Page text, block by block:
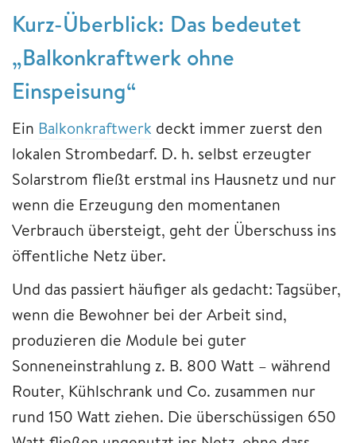
Kurz-Überblick: Das bedeutet
„Balkonkraftwerk ohne
Einspeisung“
Ein Balkonkraftwerk deckt immer zuerst den
lokalen Strombedarf. D. h. selbst erzeugter
Solarstrom fließt erstmal ins Hausnetz und nur
wenn die Erzeugung den momentanen
Verbrauch übersteigt, geht der Überschuss ins
öffentliche Netz über.
Und das passiert häufiger als gedacht: Tagsüber,
wenn die Bewohner bei der Arbeit sind,
produzieren die Module bei guter
Sonneneinstrahlung z. B. 800 Watt – während
Router, Kühlschrank und Co. zusammen nur
rund 150 Watt ziehen. Die überschüssigen 650